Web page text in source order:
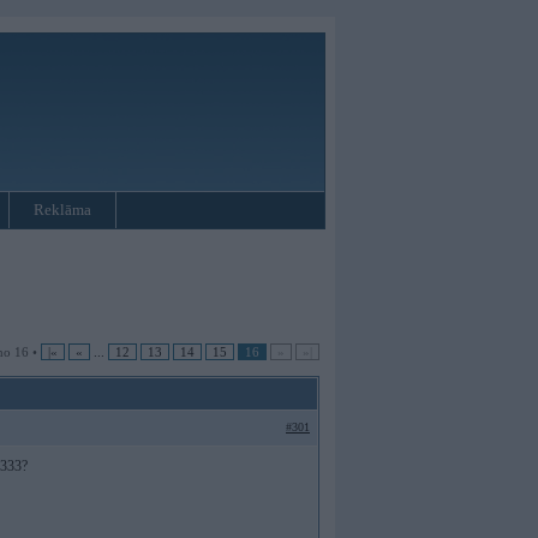
Reklāma
16 • |« « 12 13 14 15 16
#301